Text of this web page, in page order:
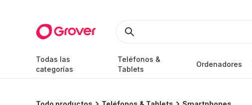
Todas las
categorías
Teléfonos &
Tablets
Ordenadores